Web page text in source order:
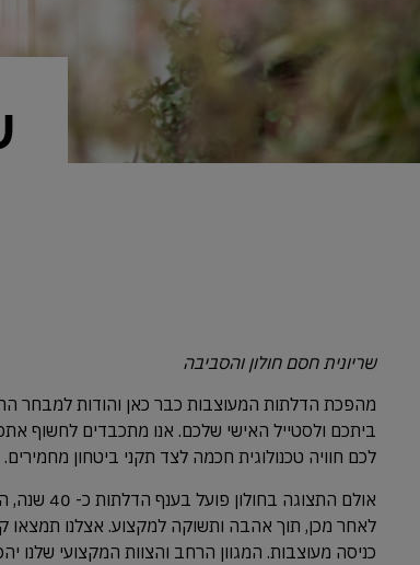
שריונית חסם חולון והסביבה
מהפכת הדלתות המעוצבות כבר כאן והודות למבחר
ביתכם ולסטייל האישי שלכם. אנו מתכבדים לחשוף
לכם חוויה טכנולוגית חכמה לצד תקני ביטחון מחמירים.
אולם
לאחר מכן, תוך אהבה ותשוקה למקצוע. אצלנו תמצאו
כניסה מעוצבות. המגוון הרחב והצוות המקצועי שלנו